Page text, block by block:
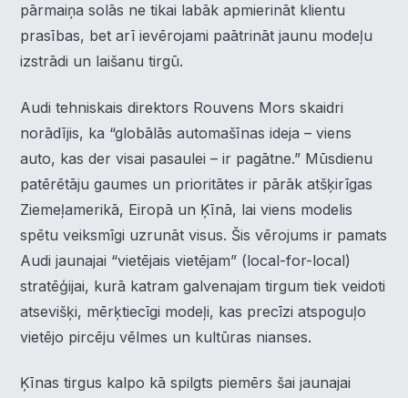
pārmaiņa solās ne tikai labāk apmierināt klientu
prasības, bet arī ievērojami paātrināt jaunu modeļu
izstrādi un laišanu tirgū.
Audi tehniskais direktors Rouvens Mors skaidri
norādījis, ka “globālās automašīnas ideja – viens
auto, kas der visai pasaulei – ir pagātne.” Mūsdienu
patērētāju gaumes un prioritātes ir pārāk atšķirīgas
Ziemeļamerikā, Eiropā un Ķīnā, lai viens modelis
spētu veiksmīgi uzrunāt visus. Šis vērojums ir pamats
Audi jaunajai “vietējais vietējam” (local-for-local)
stratēģijai, kurā katram galvenajam tirgum tiek veidoti
atsevišķi, mērķtiecīgi modeļi, kas precīzi atspoguļo
vietējo pircēju vēlmes un kultūras nianses.
Ķīnas tirgus kalpo kā spilgts piemērs šai jaunajai